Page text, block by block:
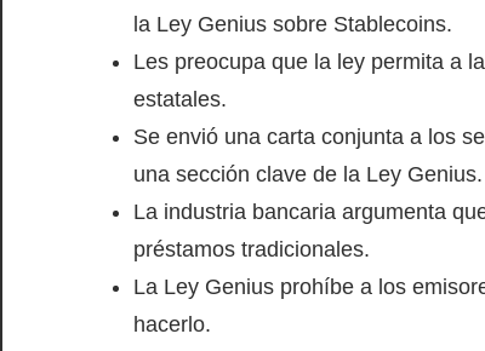
la Ley Genius sobre Stablecoins.
Les preocupa que la ley permita a
estatales.
Se envió una carta conjunta a los
una sección clave de la Ley Genius.
La industria bancaria argumenta
préstamos tradicionales.
La Ley Genius prohíbe a los
hacerlo.